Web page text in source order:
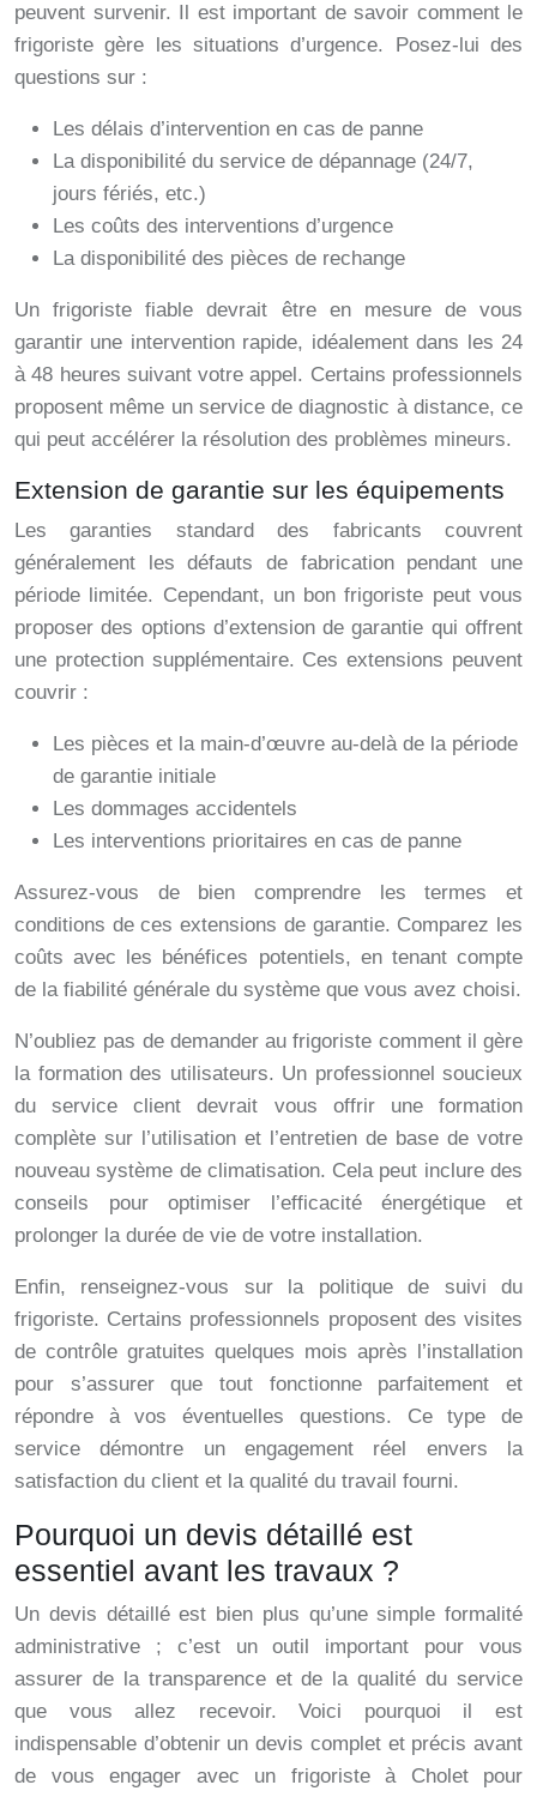
peuvent survenir. Il est important de savoir comment le
frigoriste gère les situations d’urgence. Posez-lui des
questions sur :
Les délais d’intervention en cas de panne
La disponibilité du service de dépannage (24/7,
jours fériés, etc.)
Les coûts des interventions d’urgence
La disponibilité des pièces de rechange
Un frigoriste fiable devrait être en mesure de vous
garantir une intervention rapide, idéalement dans les 24
à 48 heures suivant votre appel. Certains professionnels
proposent même un service de diagnostic à distance, ce
qui peut accélérer la résolution des problèmes mineurs.
Extension de garantie sur les équipements
Les garanties standard des fabricants couvrent
généralement les défauts de fabrication pendant une
période limitée. Cependant, un bon frigoriste peut vous
proposer des options d’extension de garantie qui offrent
une protection supplémentaire. Ces extensions peuvent
couvrir :
Les pièces et la main-d’œuvre au-delà de la période
de garantie initiale
Les dommages accidentels
Les interventions prioritaires en cas de panne
Assurez-vous de bien comprendre les termes et
conditions de ces extensions de garantie. Comparez les
coûts avec les bénéfices potentiels, en tenant compte
de la fiabilité générale du système que vous avez choisi.
N’oubliez pas de demander au frigoriste comment il gère
la formation des utilisateurs. Un professionnel soucieux
du service client devrait vous offrir une formation
complète sur l’utilisation et l’entretien de base de votre
nouveau système de climatisation. Cela peut inclure des
conseils pour optimiser l’efficacité énergétique et
prolonger la durée de vie de votre installation.
Enfin, renseignez-vous sur la politique de suivi du
frigoriste. Certains professionnels proposent des visites
de contrôle gratuites quelques mois après l’installation
pour s’assurer que tout fonctionne parfaitement et
répondre à vos éventuelles questions. Ce type de
service démontre un engagement réel envers la
satisfaction du client et la qualité du travail fourni.
Pourquoi un devis détaillé est
essentiel avant les travaux ?
Un devis détaillé est bien plus qu’une simple formalité
administrative ; c’est un outil important pour vous
assurer de la transparence et de la qualité du service
que vous allez recevoir. Voici pourquoi il est
indispensable d’obtenir un devis complet et précis avant
de vous engager avec un frigoriste à Cholet pour